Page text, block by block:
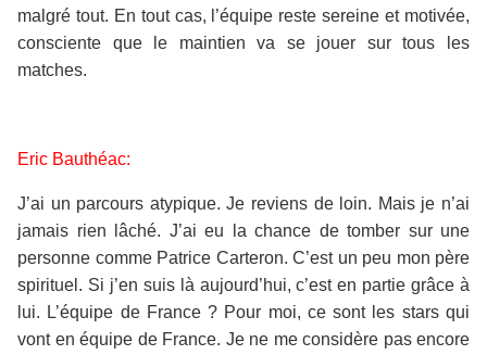
malgré tout. En tout cas, l’équipe reste sereine et motivée,
consciente que le maintien va se jouer sur tous les
matches.
Eric Bauthéac:
J’ai un parcours atypique. Je reviens de loin. Mais je n’ai
jamais rien lâché. J’ai eu la chance de tomber sur une
personne comme Patrice Carteron. C’est un peu mon père
spirituel. Si j’en suis là aujourd’hui, c’est en partie grâce à
lui. L’équipe de France ? Pour moi, ce sont les stars qui
vont en équipe de France. Je ne me considère pas encore